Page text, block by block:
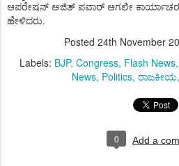
ಆಪರೇಷನ್ ಅಜಿತ್ ಪವಾರ್ ಆಗಲೀ
ಹೇಳಿದರು.
Posted 24th November
Labels: BJP Congress Flash News
News Politics ರಾಜಕೀಯ
0 Add a